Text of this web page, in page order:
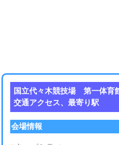
国立代々木競技場 第一体育
交通アクセス、最寄り駅
会場情報